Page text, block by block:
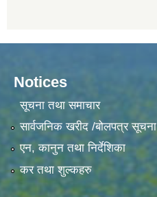
Notices
सूचना तथा समाचार
सार्वजनिक खरीद /बोलपत्र सूचना
एन, कानुन तथा निर्देशिका
कर तथा शुल्कहरु